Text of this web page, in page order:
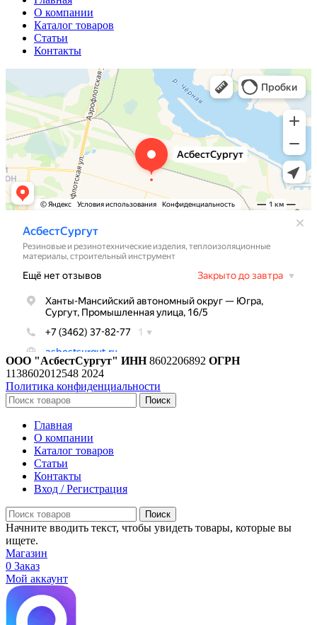
О компании
Каталог товаров
Статьи
Контакты
ООО "АсбестСургут" ИНН8602206892 ОГРН
1138602012548 2024
Политика конфиденциальности
Поиск
Главная
О компании
Каталог товаров
Статьи
Контакты
Вход / Регистрация
Поиск
Начните вводить текст, чтобы увидеть товары, которые вы
ищете.
Магазин
0 Заказ
Мой аккаунт